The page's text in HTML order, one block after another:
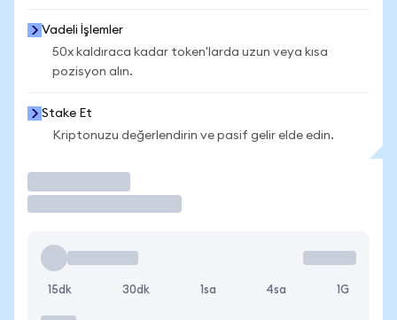
Vadeli İşlemler
50x kaldıraca kadar token'larda uzun veya kısa
pozisyon alın.
Stake Et
Kriptonuzu değerlendirin ve pasif gelir elde edin.
15dk 30dk 1sa 4sa 1G